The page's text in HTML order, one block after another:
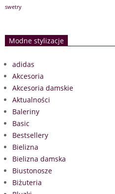
swetry
Modne stylizacje
adidas
Akcesoria
Akcesoria damskie
Aktualności
Baleriny
Basic
Bestsellery
Bielizna
Bielizna damska
Biustonosze
Biżuteria